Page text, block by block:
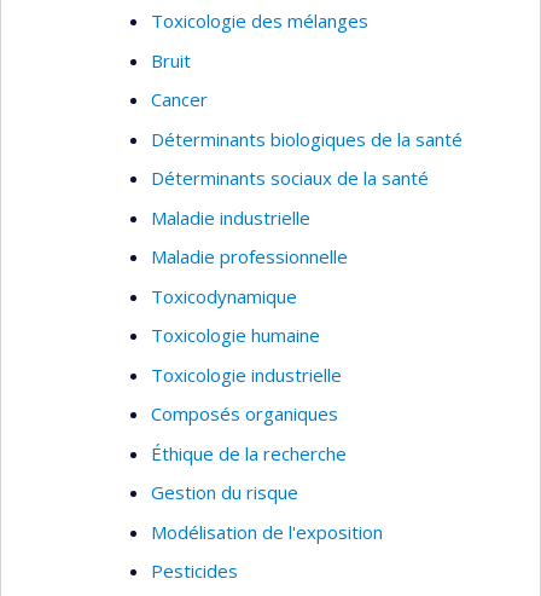
Toxicologie des mélanges
Bruit
Cancer
Déterminants biologiques de la santé
Déterminants sociaux de la santé
Maladie industrielle
Maladie professionnelle
Toxicodynamique
Toxicologie humaine
Toxicologie industrielle
Composés organiques
Éthique de la recherche
Gestion du risque
Modélisation de l'exposition
Pesticides